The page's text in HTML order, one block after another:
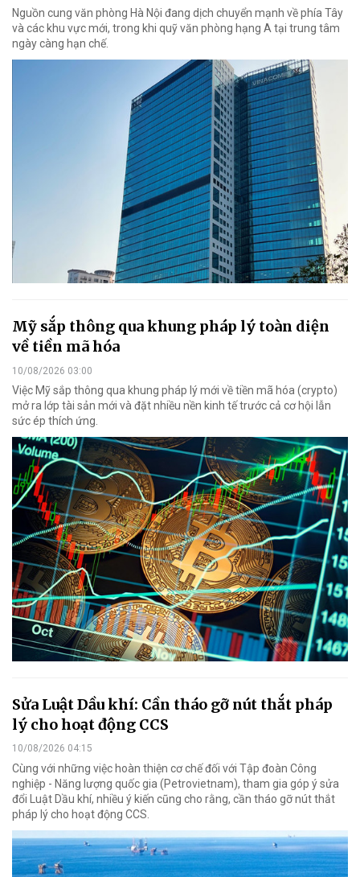
Nguồn cung văn phòng Hà Nội đang dịch chuyển mạnh về phía Tây
và các khu vực mới, trong khi quỹ văn phòng hạng A tại trung tâm
ngày càng hạn chế.
Mỹ sắp thông qua khung pháp lý toàn diện
về tiền mã hóa
10/08/2026 03:00
Việc Mỹ sắp thông qua khung pháp lý mới về tiền mã hóa (crypto)
mở ra lớp tài sản mới và đặt nhiều nền kinh tế trước cả cơ hội lẫn
sức ép thích ứng.
Sửa Luật Dầu khí: Cần tháo gỡ nút thắt pháp
lý cho hoạt động CCS
10/08/2026 04:15
Cùng với những việc hoàn thiện cơ chế đối với Tập đoàn Công
nghiệp - Năng lượng quốc gia (Petrovietnam), tham gia góp ý sửa
đổi Luật Dầu khí, nhiều ý kiến cũng cho rằng, cần tháo gỡ nút thắt
pháp lý cho hoạt động CCS.